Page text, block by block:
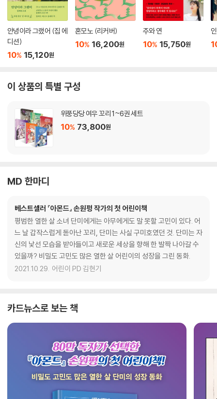
안녕이라 그랬어 (집 에
디션)
10% 15,120원
혼모노 (리커버)
10% 16,200원
주와 연
10% 15,750원
이 상품의 특별 구성
위풍당당 여우 꼬리 1~6권 세트
10% 73,800원
MD 한마디
베스트셀러 『아몬드』 손원평 작가의 첫 어린이책
평범한 열한 살 소녀 단미에게는 아무에게도 말 못할 고민이 있다. 어
느 날 갑작스럽게 돋아난 꼬리, 단미는 사실 구미호였던 것. 단미는 자
신의 낯선 모습을 받아들이고 새로운 세상을 향해 한 발짝 나아갈 수
있을까? 비밀도 고민도 많은 열한 살 어린이의 성장을 그린 동화.
2021.10.29. 어린이 PD 김현기
카드뉴스로 보는 책